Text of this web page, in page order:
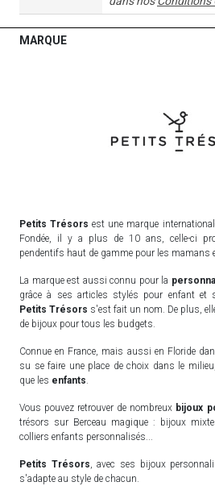
MARQUE
Petits Trésors est une marque
Fondée, il y a plus de 10 ans, celle-ci
pendentifs haut de gamme pour les mamans
La marque est aussi connu pour la
grâce à ses articles stylés pour enfant et
Petits Trésors s'est fait un nom. De plus,
de bijoux pour tous les budgets.
Connue en France, mais aussi en Floride
su se faire une place de choix dans le
que les enfants.
Vous pouvez retrouver de nombreux bijoux
trésors sur Berceau magique : bijoux
colliers enfants personnalisés...
Petits Trésors, avec ses bijoux
s'adapte au style de chacun.